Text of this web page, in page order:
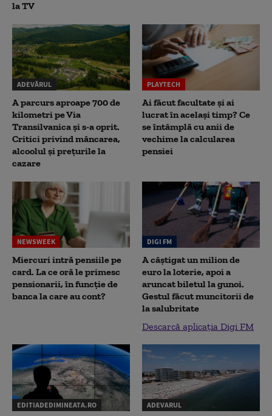
la TV
ADEVĂRUL
A parcurs aproape 700 de
kilometri pe Via
Transilvanica și s-a oprit.
Critici privind mâncarea,
alcoolul și prețurile la
cazare
PLAYTECH
Ai făcut facultate și ai
lucrat în același timp? Ce
se întâmplă cu anii de
vechime la calcularea
pensiei
NEWSWEEK
Miercuri intră pensiile pe
card. La ce oră le primesc
pensionarii, în funcție de
banca la care au cont?
DIGI FM
A câștigat un milion de
euro la loterie, apoi a
aruncat biletul la gunoi.
Gestul făcut muncitorii de
la salubritate
Descarcă aplicația Digi FM
EDITIADEDIMINEATA.RO ADEVARUL